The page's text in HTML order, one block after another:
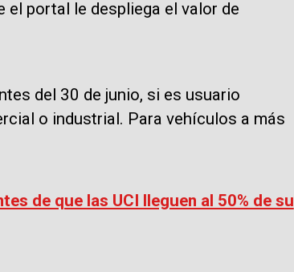
el portal le despliega el valor de
del 30 de junio, si es usuario
o industrial. Para vehículos a más
de que las UCI lleguen al 50% de su